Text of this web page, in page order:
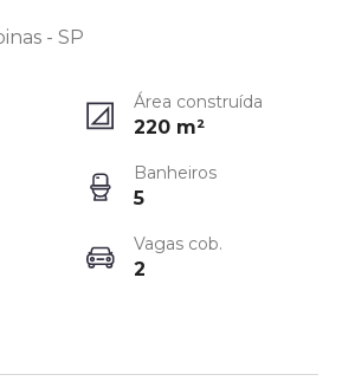
- SP
Área construída
220 m²
Banheiros
5
Vagas cob.
2